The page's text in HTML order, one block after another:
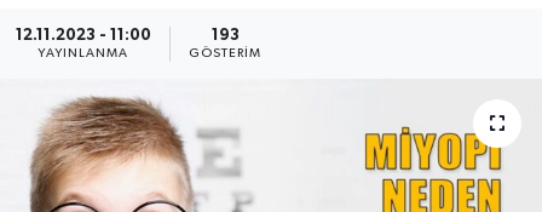
12.11.2023 - 11:00
YAYINLANMA
193
GÖSTERIM
Tüm Manşetler
Son Dakika Haberleri
Haber Arşivi